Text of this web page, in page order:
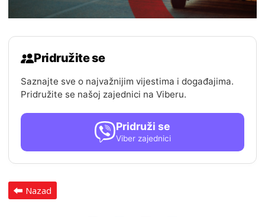
Pridružite se
Saznajte sve o najvažnijim vijestima i događajima.
Pridružite se našoj zajednici na Viberu.
Pridruži se
Viber zajednici
Nazad